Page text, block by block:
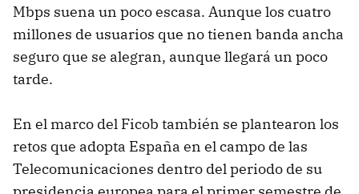
Mbps suena un poco escasa. Aunque los cuatro
millones de usuarios que no tienen banda ancha
seguro que se alegran, aunque llegará un poco
tarde.
En el marco del Ficob también se plantearon los
retos que adopta España en el campo de las
Telecomunicaciones dentro del periodo de su